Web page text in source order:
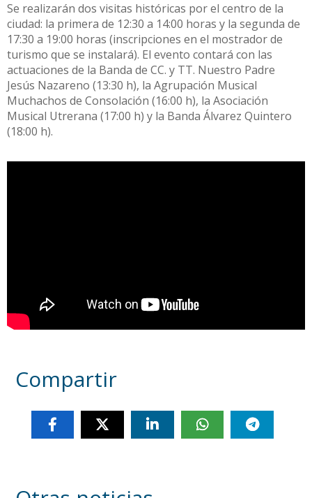
Se realizarán dos visitas históricas por el centro de la
ciudad: la primera de 12:30 a 14:00 horas y la segunda de
17:30 a 19:00 horas (inscripciones en el mostrador de
turismo que se instalará). El evento contará con las
actuaciones de la Banda de CC. y TT. Nuestro Padre
Jesús Nazareno (13:30 h), la Agrupación Musical
Muchachos de Consolación (16:00 h), la Asociación
Musical Utrerana (17:00 h) y la Banda Álvarez Quintero
(18:00 h).
Compartir